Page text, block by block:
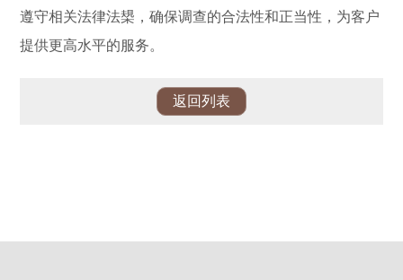
遵守相关法律法槼，确保调查的合法性和正当性，为客户
提供更高水平的服务。
返回列表